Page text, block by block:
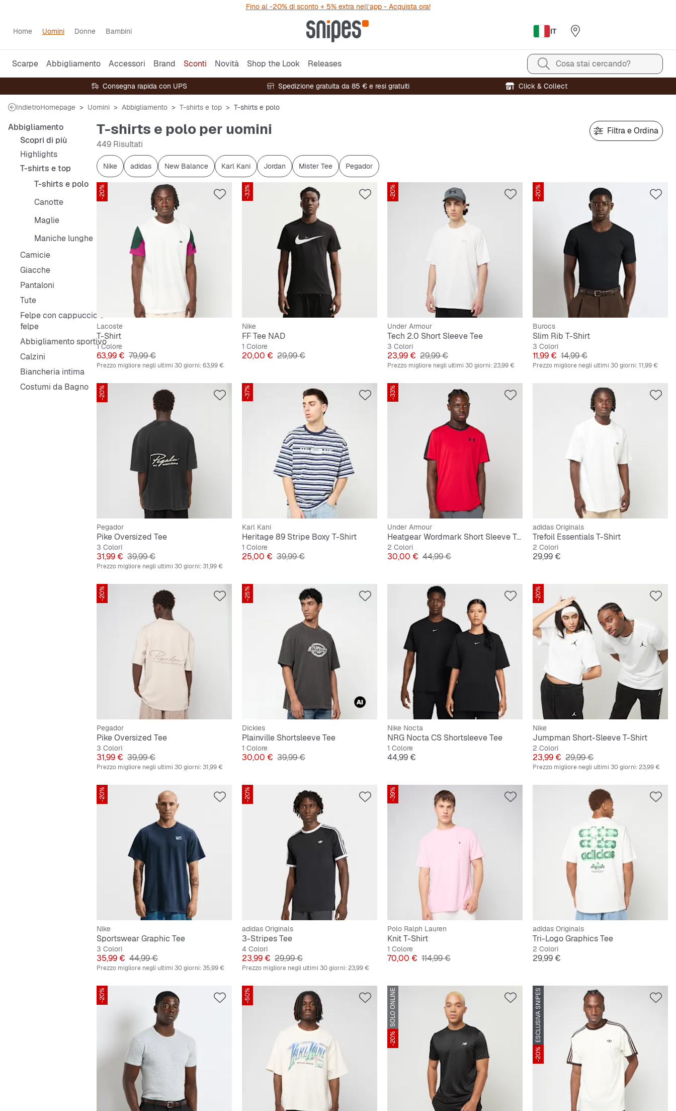
Fino al -20% di sconto + 5% extra nell’app - Acquista ora!
Home Uomini Donne Bambini IT
Scarpe Abbigliamento Accessori Brand Sconti Novità Shop the Look Releases Cosa stai cercando?
Consegna rapida con UPS Spedizione gratuita da 85 € e resi gratuiti Click & Collect
IndietroHomepage Uomini Abbigliamento T-shirts e top T-shirts e polo
Abbigliamento
Scopri di più
Highlights
T-shirts e top
T-shirts e polo
Canotte
Maglie
Maniche lunghe
Camicie
Giacche
Pantaloni
Tute
Felpe con cappuccio e
felpe
Abbigliamento sportivo
Calzini
Biancheria intima
Costumi da Bagno
T-shirts e polo per uomini
449 Risultati
Filtra e Ordina
Nike adidas New Balance Karl Kani Jordan Mister Tee Pegador
-20%
Lacoste
T-Shirt
1 Colore
Prezzo
63,99 € Prezzo originale
79,99 €
Prezzo migliore negli ultimi 30 giorni:63,99 €
-33%
Nike
FF Tee NAD
1 Colore
Prezzo
20,00 € Prezzo originale
29,99 €
-20%
Under Armour
Tech 2.0 Short Sleeve Tee
3 Colori
Prezzo
23,99 € Prezzo originale
29,99 €
Prezzo migliore negli ultimi 30 giorni:23,99 €
-20%
Burocs
Slim Rib T-Shirt
3 Colori
Prezzo
11,99 € Prezzo originale
14,99 €
Prezzo migliore negli ultimi 30 giorni:11,99 €
-20%
Pegador
Pike Oversized Tee
3 Colori
Prezzo
31,99 € Prezzo originale
39,99 €
Prezzo migliore negli ultimi 30 giorni:31,99 €
-37%
Karl Kani
Heritage 89 Stripe Boxy T-Shirt
1 Colore
Prezzo
25,00 € Prezzo originale
39,99 €
-33%
Under Armour
Heatgear Wordmark Short Sleeve Tee
2 Colori
Prezzo
30,00 € Prezzo originale
44,99 €
adidas Originals
Trefoil Essentials T-Shirt
2 Colori
Prezzo
29,99 €
-20%
Pegador
Pike Oversized Tee
3 Colori
Prezzo
31,99 € Prezzo originale
39,99 €
Prezzo migliore negli ultimi 30 giorni:31,99 €
-25%
Dickies
Plainville Shortsleeve Tee
1 Colore
Prezzo
30,00 € Prezzo originale
39,99 €
Nike Nocta
NRG Nocta CS Shortsleeve Tee
1 Colore
Prezzo
44,99 €
-20%
Nike
Jumpman Short-Sleeve T-Shirt
2 Colori
Prezzo
23,99 € Prezzo originale
29,99 €
Prezzo migliore negli ultimi 30 giorni:23,99 €
-20%
Nike
Sportswear Graphic Tee
3 Colori
Prezzo
35,99 € Prezzo originale
44,99 €
Prezzo migliore negli ultimi 30 giorni:35,99 €
-20%
adidas Originals
3-Stripes Tee
4 Colori
Prezzo
23,99 € Prezzo originale
29,99 €
Prezzo migliore negli ultimi 30 giorni:23,99 €
-39%
Polo Ralph Lauren
Knit T-Shirt
1 Colore
Prezzo
70,00 € Prezzo originale
114,99 €
adidas Originals
Tri-Logo Graphics Tee
2 Colori
Prezzo
29,99 €
-20% -50% SOLO ONLINE
-20% ESCLUSIVA SNIPES
-20%